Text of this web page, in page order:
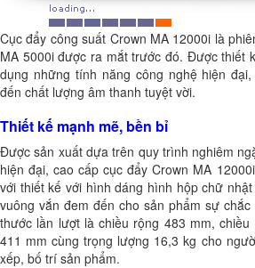
Cục đẩy công suất Crown MA 12000i là
MA 5000i được ra mắt trước đó. Được thiết
dụng những tính năng công nghệ hiện
đến chất lượng âm thanh tuyệt vời.
Thiết kế mạnh mẽ, bền bỉ
Được sản xuất dựa trên quy trình nghiêm
hiện đại, cao cấp cục đẩy Crown MA
với thiết kế với hình dáng hình hộp chữ
vuông vắn đem đến cho sản phẩm sự
thước lần lượt là chiều rộng 483 mm,
411 mm cùng trọng lượng 16,3 kg cho
xếp, bố trí sản phẩm.